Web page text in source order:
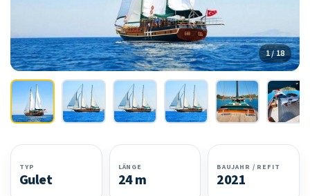
1 / 18
TYP
Gulet
LÄNGE
24 m
BAUJAHR / REFIT
2021